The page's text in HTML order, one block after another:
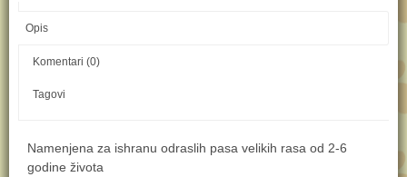
Opis
Komentari (0)
Tagovi
Namenjena za ishranu odraslih pasa velikih rasa od 2-6
godine života